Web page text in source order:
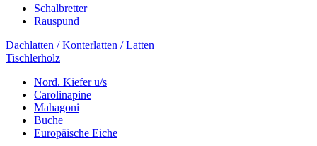
Schalbretter
Rauspund
Dachlatten / Konterlatten / Latten
Tischlerholz
Nord. Kiefer u/s
Carolinapine
Mahagoni
Buche
Europäische Eiche